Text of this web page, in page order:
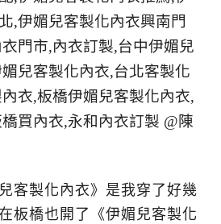
客製化內衣》是我穿了好幾
板橋也開了《伊媚兒客製化